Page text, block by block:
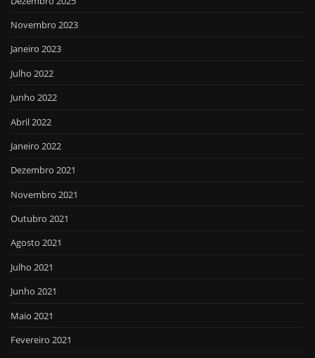
Novembro 2023
Janeiro 2023
Julho 2022
Junho 2022
Abril 2022
Janeiro 2022
Dezembro 2021
Novembro 2021
Outubro 2021
Agosto 2021
Julho 2021
Junho 2021
Maio 2021
Fevereiro 2021